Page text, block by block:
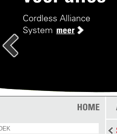
Cordless Alliance
System meer
HOME